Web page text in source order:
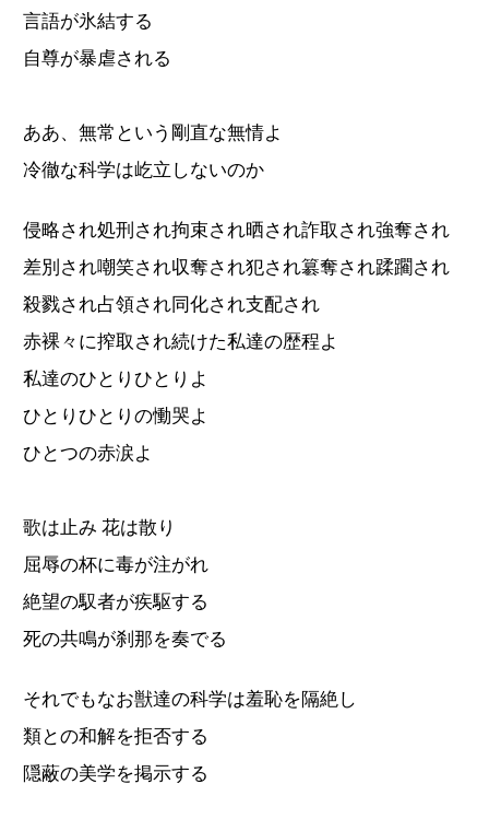
言語が氷結する
自尊が暴虐される
ああ、無常という剛直な無情よ
冷徹な科学は屹立しないのか
侵略され処刑され拘束され晒され詐取され強奪され
差別され嘲笑され収奪され犯され簒奪され蹂躙され
殺戮され占領され同化され支配され
赤裸々に搾取され続けた私達の歴程よ
私達のひとりひとりよ
ひとりひとりの慟哭よ
ひとつの赤涙よ
歌は止み 花は散り
屈辱の杯に毒が注がれ
絶望の馭者が疾駆する
死の共鳴が刹那を奏でる
それでもなお獣達の科学は羞恥を隔絶し
類との和解を拒否する
隠蔽の美学を掲示する